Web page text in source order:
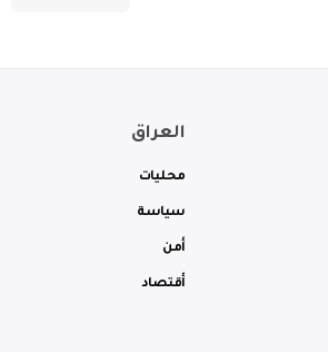
العراق
محليات
سياسة
أمن
أقتصاد